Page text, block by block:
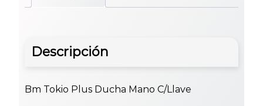
Descripción
Bm Tokio Plus Ducha Mano C/Llave